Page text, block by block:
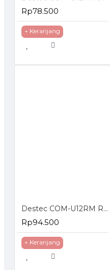
Rp78.500
+ Keranjang
Destec COM-U12RM Regulator Gas dengan Meteran
Rp94.500
+ Keranjang